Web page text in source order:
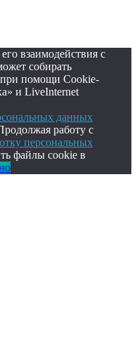
взаимодействия с
собирать
при помощи Cookie-
и LiveInternet
данных
работу с
персональных
файлы cookie в